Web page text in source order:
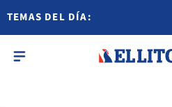
TEMAS DEL DÍA: